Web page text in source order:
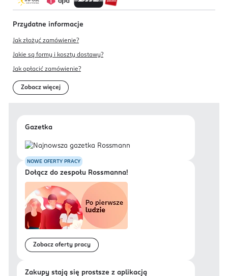
Przydatne informacje
Jak złożyć zamówienie?
Jakie są formy i koszty dostawy?
Jak opłacić zamówienie?
Zobacz więcej
Gazetka
NOWE OFERTY PRACY
Dołącz do zespołu Rossmanna!
Zobacz oferty pracy
Zakupy stają się prostsze z aplikacją